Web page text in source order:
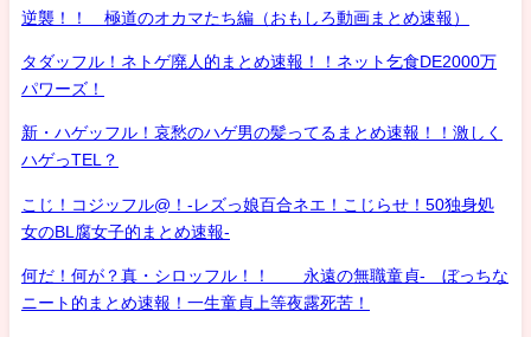
逆襲！！ 極道のオカマたち編（おもしろ動画まとめ速報）
タダッフル！ネトゲ廃人的まとめ速報！！ネット乞食DE2000万
パワーズ！
新・ハゲッフル！哀愁のハゲ男の髪ってるまとめ速報！！激しく
ハゲっTEL？
こじ！コジッフル@！-レズっ娘百合ネエ！こじらせ！50独身処
女のBL腐女子的まとめ速報-
何だ！何が？真・シロッフル！！ 永遠の無職童貞- ぼっちな
ニート的まとめ速報！一生童貞上等夜露死苦！